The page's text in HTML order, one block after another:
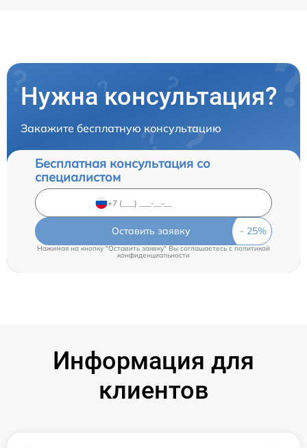
Нужна консультация?
Закажите бесплатную консультацию
Бесплатная консультация со
специалистом
Оставить заявку
Нажимая на кнопку "Оставить заявку" Вы соглашаетесь c политикой
конфиденциальности
Информация для
клиентов